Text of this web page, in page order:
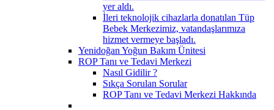
yer aldı.
İleri teknolojik cihazlarla donatılan Tüp
Bebek Merkezimiz, vatandaşlarımıza
hizmet vermeye başladı.
Yenidoğan Yoğun Bakım Ünitesi
ROP Tanı ve Tedavi Merkezi
Nasıl Gidilir ?
Sıkça Sorulan Sorular
ROP Tanı ve Tedavi Merkezi Hakkında